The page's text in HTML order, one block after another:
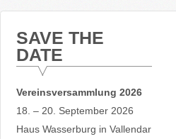
SAVE THE
DATE
Vereinsversammlung 2026
18. – 20. September 2026
Haus Wasserburg in Vallendar